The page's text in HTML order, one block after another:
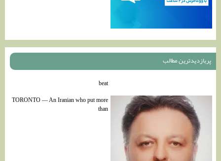
پربازديدترين مطالب
beat
TORONTO — An Iranian who put more
than